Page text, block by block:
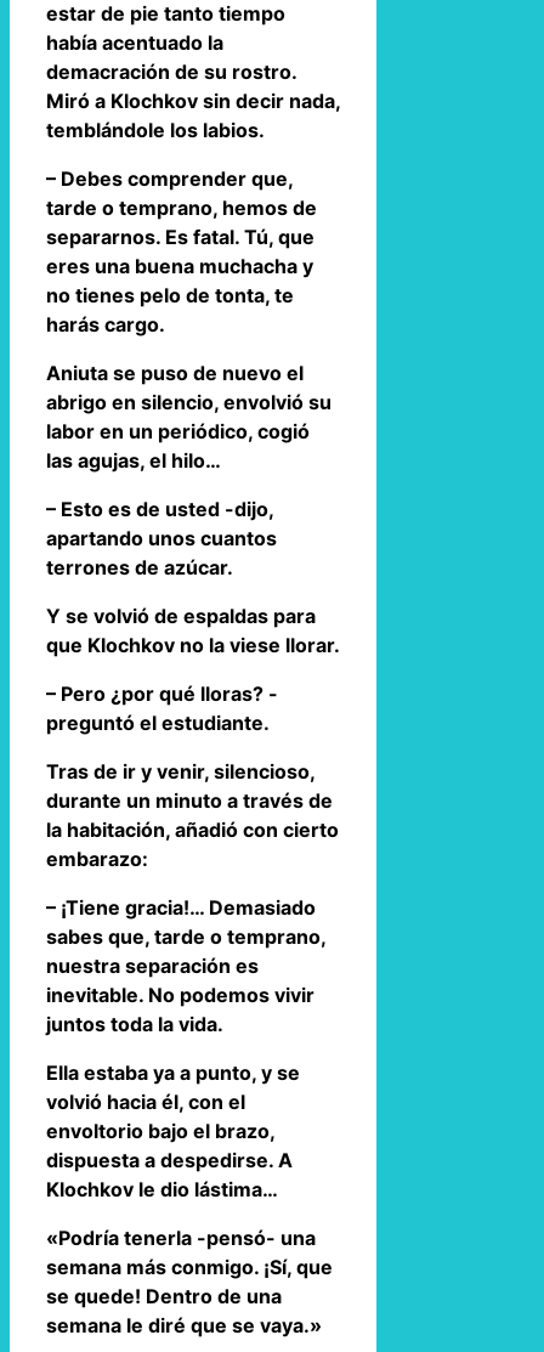
estar de pie tanto tiempo
había acentuado la
demacración de su rostro.
Miró a Klochkov sin decir nada,
temblándole los labios.
– Debes comprender que,
tarde o temprano, hemos de
separarnos. Es fatal. Tú, que
eres una buena muchacha y
no tienes pelo de tonta, te
harás cargo.
Aniuta se puso de nuevo el
abrigo en silencio, envolvió su
labor en un periódico, cogió
las agujas, el hilo…
– Esto es de usted -dijo,
apartando unos cuantos
terrones de azúcar.
Y se volvió de espaldas para
que Klochkov no la viese llorar.
– Pero ¿por qué lloras? -
preguntó el estudiante.
Tras de ir y venir, silencioso,
durante un minuto a través de
la habitación, añadió con cierto
embarazo:
– ¡Tiene gracia!… Demasiado
sabes que, tarde o temprano,
nuestra separación es
inevitable. No podemos vivir
juntos toda la vida.
Ella estaba ya a punto, y se
volvió hacia él, con el
envoltorio bajo el brazo,
dispuesta a despedirse. A
Klochkov le dio lástima…
«Podría tenerla -pensó- una
semana más conmigo. ¡Sí, que
se quede! Dentro de una
semana le diré que se vaya.»